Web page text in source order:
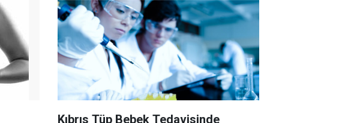
Kıbrıs Tüp Bebek Tedavisinde